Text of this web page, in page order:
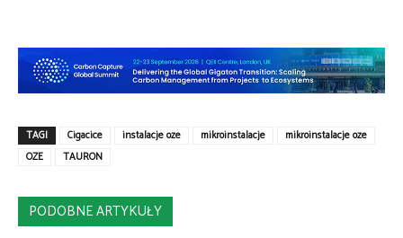
TAGI Cigacice instalacje oze mikroinstalacje
mikroinstalacje oze
OZE
TAURON
PODOBNE ARTYKUŁY